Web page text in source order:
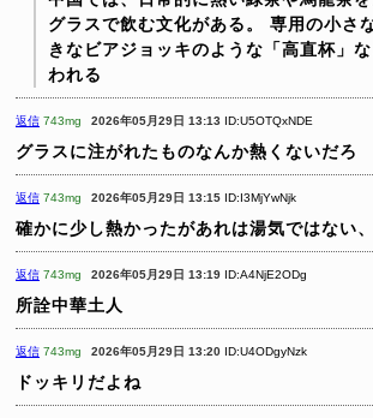
グラスで飲む文化がある。
専用の小さ
きなビアジョッキのような「高直杯」
われる
返信 743mg 2026年05月29日 13:13 ID:U5OTQxNDE
グラスに注がれたものなんか熱くないだろ
返信 743mg 2026年05月29日 13:15 ID:I3MjYwNjk
確かに少し熱かったがあれは湯気ではない
返信 743mg 2026年05月29日 13:19 ID:A4NjE2ODg
所詮中華土人
返信 743mg 2026年05月29日 13:20 ID:U4ODgyNzk
ドッキリだよね